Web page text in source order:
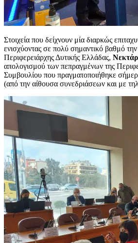
Στοιχεία που δείχνουν μία διαρκώς
ενισχύοντας σε πολύ σημαντικό βαθμό
Περιφερειάρχης Δυτικής Ελλάδας,
απολογισμού των πεπραγμένων της
Συμβουλίου που πραγματοποιήθηκε
(από την αίθουσα συνεδριάσεων και με